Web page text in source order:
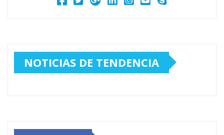
NOTICIAS DE TENDENCIA